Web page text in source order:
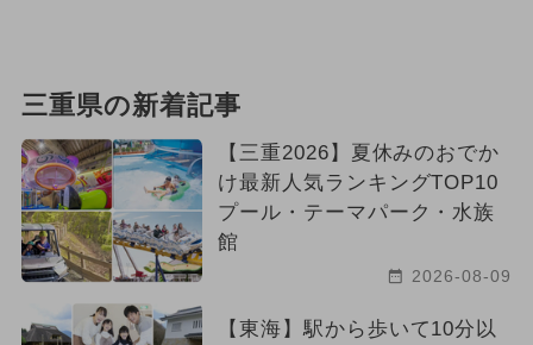
三重県の新着記事
【三重2026】夏休みのおでか
け最新人気ランキングTOP10
プール・テーマパーク・水族
館
2026-08-09
【東海】駅から歩いて10分以